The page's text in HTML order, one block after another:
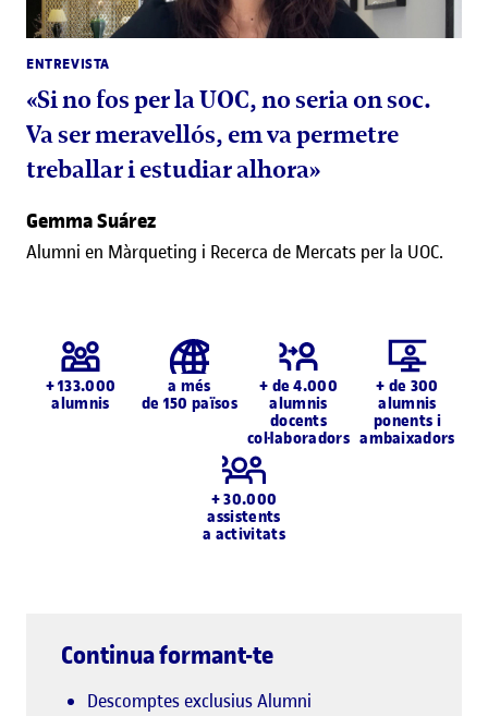
ENTREVISTA
«Si no fos per la UOC, no seria on soc.
Va ser meravellós, em va permetre
treballar i estudiar alhora»
Gemma Suárez
Alumni en Màrqueting i Recerca de Mercats per la UOC.
+ 133.000
alumnis
a més
de 150 països
+ de 4.000
alumnis
docents
col·laboradors
+ de 300
alumnis
ponents i
ambaixadors
+ 30.000
assistents
a activitats
Continua formant-te
Descomptes exclusius Alumni